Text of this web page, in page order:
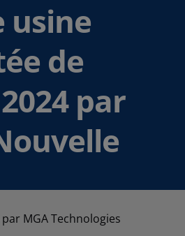
usine
de
par
par MGA Technologies